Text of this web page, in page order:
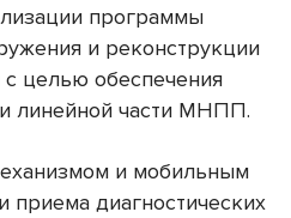
программы
и реконструкции
целью обеспечения
линейной части МНПП.
и мобильным
приема диагностических